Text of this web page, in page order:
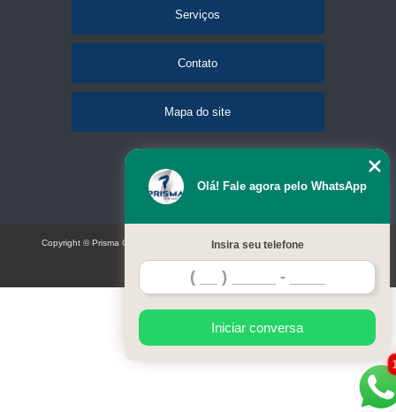
Serviços
Contato
Mapa do site
Olá! Fale agora pelo WhatsApp
Insira seu telefone
Iniciar conversa
Copyright © Prisma Comunicação visual e eventos (Lei 9610 de 19/02/1998)
W3C